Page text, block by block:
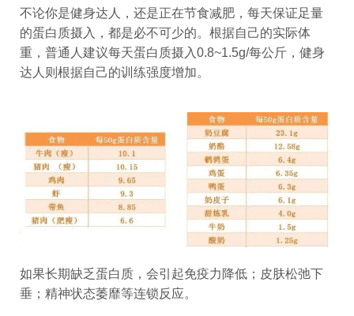
不论你是健身达人，还是正在节食减肥，每天保证足量
的蛋白质摄入，都是必不可少的。根据自己的实际体
重，普通人建议每天蛋白质摄入0.8~1.5g/每公斤，健身
达人则根据自己的训练强度增加。
如果长期缺乏蛋白质，会引起免疫力降低；皮肤松弛下
垂；精神状态萎靡等连锁反应。